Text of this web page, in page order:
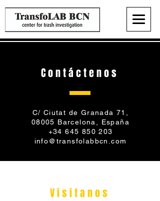
Contáctenos
C/ Ciutat de Granada 71,
08005 Barcelona, España
+34 645 850 203
info@transfolabbcn.com
Visitanos